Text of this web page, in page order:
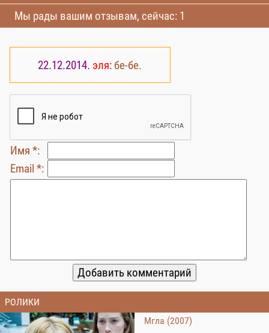
Мы рады вашим отзывам, сейчас: 1
22.12.2014. эля: бе-бе.
Имя *:
Email *:
РОЛИКИ
Мгла (2007)